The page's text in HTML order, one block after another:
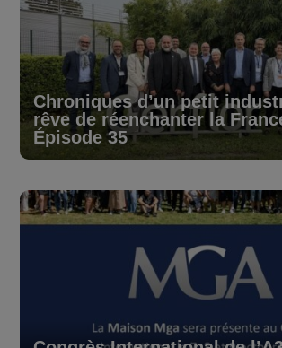
Chroniques d’un petit
rêve de réenchanter la
Épisode 35